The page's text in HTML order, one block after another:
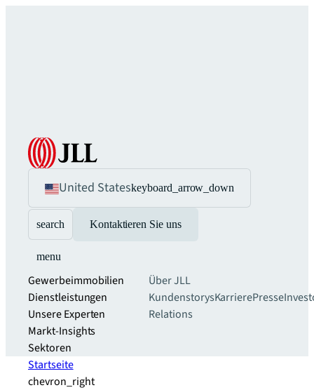
United Stateskeyboard_arrow_down
search Kontaktieren Sie uns
menu
Gewerbeimmobilien
Dienstleistungen
Unsere Experten
Markt-Insights
Sektoren​
Über JLL
KundenstorysKarrierePresse
Relations
Startseite
chevron_right